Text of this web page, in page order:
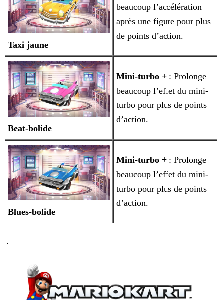
Taxi jaune
beaucoup l’accélération
après une figure pour plus
de points d’action.
Beat-bolide
Mini-turbo + : Prolonge
beaucoup l’effet du mini-
turbo pour plus de points
d’action.
Blues-bolide
Mini-turbo + : Prolonge
beaucoup l’effet du mini-
turbo pour plus de points
d’action.
.